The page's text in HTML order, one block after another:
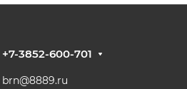
+7-3852-600-701
brn@8889.ru